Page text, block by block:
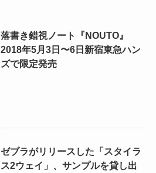
落書き錯視ノート『NOUTO』
2018年5月3日〜6日新宿東急ハン
ズで限定発売
ゼブラがリリースした「スタイラ
ス2ウェイ」、サンプルを貸し出